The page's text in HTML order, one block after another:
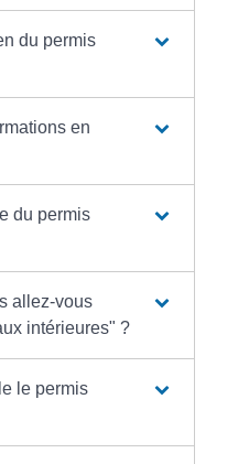
du permis
en
du permis
allez-vous
intérieures" ?
le permis